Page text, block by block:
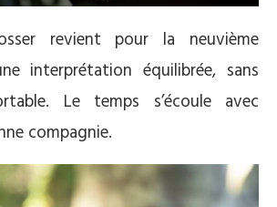
revient pour la neuvième
interprétation équilibrée, sans
Le temps s’écoule avec
compagnie.